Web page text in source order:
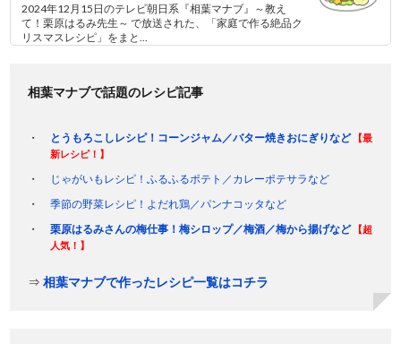
2024年12月15日のテレビ朝日系『相葉マナブ』～教え
て！栗原はるみ先生～ で放送された、「家庭で作る絶品ク
リスマスレシピ」をまと...
相葉マナブで話題のレシピ記事
とうもろこしレシピ！コーンジャム／バター焼きおにぎりなど
【最
新レシピ！】
じゃがいもレシピ！ふるふるポテト／カレーポテサラなど
季節の野菜レシピ！よだれ鶏／パンナコッタなど
栗原はるみさんの梅仕事！梅シロップ／梅酒／梅から揚げなど
【超
人気！】
⇒相葉マナブで作ったレシピ一覧はコチラ